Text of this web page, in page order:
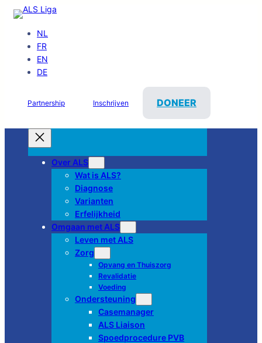
NL
FR
EN
DE
Partnership Inschrijven DONEER
Over ALS
Wat is ALS?
Diagnose
Varianten
Erfelijkheid
Omgaan met ALS
Leven met ALS
Zorg
Opvang en Thuiszorg
Revalidatie
Voeding
Ondersteuning
Casemanager
ALS Liaison
Spoedprocedure PVB